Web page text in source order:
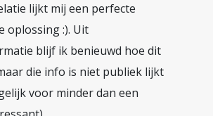
lijkt mij een perfecte
oplossing :). Uit
blijf ik benieuwd hoe dit
die info is niet publiek lijkt
voor minder dan een